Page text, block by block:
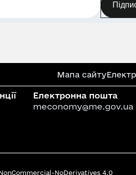
Мапа сайту
Електронна пошта
meconomy@me.gov.ua
NoDerivatives 4.0